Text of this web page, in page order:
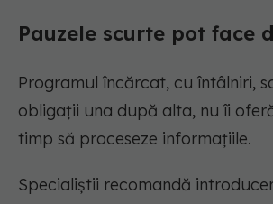
Pauzele scurte pot face
Programul încărcat, cu întâlniri,
obligații una după alta, nu îi
timp să proceseze informațiile.
Specialiștii recomandă